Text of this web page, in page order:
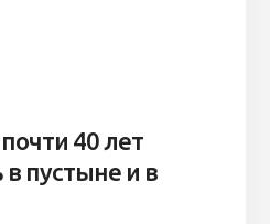
40 лет
в пустыне и в